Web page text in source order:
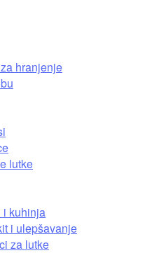
hranjenje
lutke
i kuhinja
i ulepšavanje
za lutke